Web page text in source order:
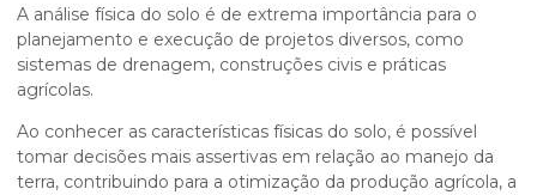
A análise física do solo é de extrema importância para o
planejamento e execução de projetos diversos, como
sistemas de drenagem, construções civis e práticas
agrícolas.
Ao conhecer as características físicas do solo, é possível
tomar decisões mais assertivas em relação ao manejo da
terra, contribuindo para a otimização da produção agrícola, a